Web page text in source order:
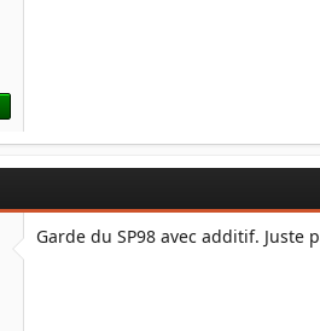
Garde du SP98 avec additif. Juste